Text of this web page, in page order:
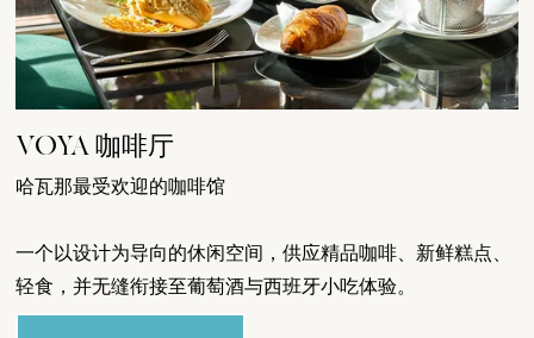
VOYA 咖啡厅
哈瓦那最受欢迎的咖啡馆
一个以设计为导向的休闲空间，供应精品咖啡、新鲜糕点、
轻食，并无缝衔接至葡萄酒与西班牙小吃体验。